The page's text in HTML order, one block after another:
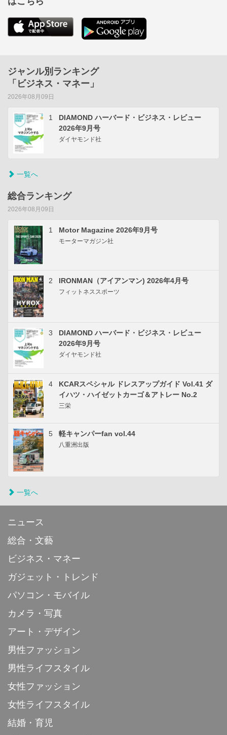
ジャンル別ランキング
「ビジネス・マネー」
2026年08月09日
1
DIAMOND ハーバード・ビジネス・レビュー
2026年9月号
ダイヤモンド社
一覧へ
総合ランキング
2026年08月09日
1 Motor Magazine 2026年9月号
モーターマガジン社
2 IRONMAN（アイアンマン) 2026年4月号
フィットネススポーツ
3
DIAMOND ハーバード・ビジネス・レビュー
2026年9月号
ダイヤモンド社
4
KCARスペシャル ドレスアップガイド Vol.41 ダ
イハツ・ハイゼットカーゴ＆アトレー No.2
三栄
5 軽キャンパーfan vol.44
八重洲出版
一覧へ
ニュース
総合・文藝
ビジネス・マネー
ガジェット・トレンド
パソコン・モバイル
カメラ・写真
アート・デザイン
男性ファッション
男性ライフスタイル
女性ファッション
女性ライフスタイル
結婚・育児